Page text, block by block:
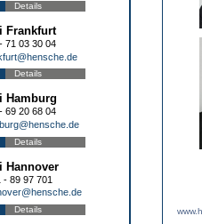
Details
Frankfurt
71 03 30 04
Details
Hamburg
69 20 68 04
Details
Hannover
- 89 97 701
Details